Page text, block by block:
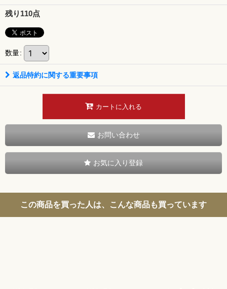
残り110点
数量:
返品特約に関する重要事項
カートに入れる
お問い合わせ
お気に入り登録
この商品を買った人は、こんな商品も買っています